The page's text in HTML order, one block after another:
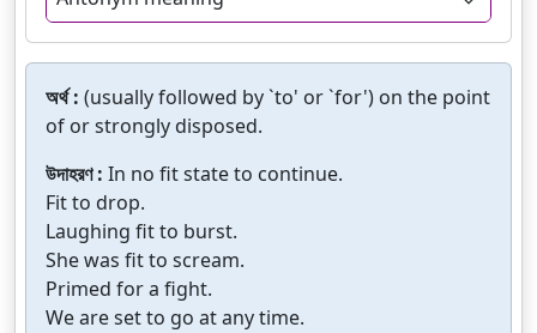
অর্থ : (usually followed by `to' or `for') on the point
of or strongly disposed.
উদাহরণ : In no fit state to continue.
Fit to drop.
Laughing fit to burst.
She was fit to scream.
Primed for a fight.
We are set to go at any time.